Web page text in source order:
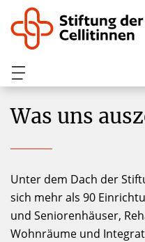
Was uns
Unter dem Dach der
sich mehr als 90
und Seniorenhäuser,
Wohnräume und